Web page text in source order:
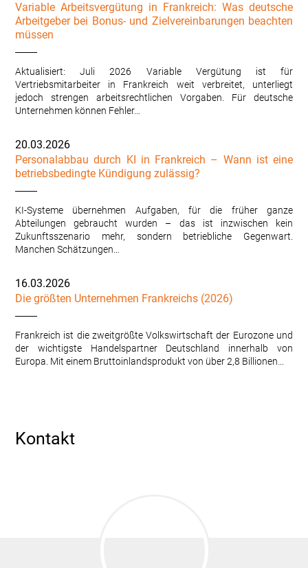
Variable Arbeitsvergütung in Frankreich: Was deutsche
Arbeitgeber bei Bonus- und Zielvereinbarungen beachten
müssen
Aktualisiert: Juli 2026 Variable Vergütung ist für
Vertriebsmitarbeiter in Frankreich weit verbreitet, unterliegt
jedoch strengen arbeitsrechtlichen Vorgaben. Für deutsche
Unternehmen können Fehler…
20.03.2026
Personalabbau durch KI in Frankreich – Wann ist eine
betriebsbedingte Kündigung zulässig?
KI-Systeme übernehmen Aufgaben, für die früher ganze
Abteilungen gebraucht wurden – das ist inzwischen kein
Zukunftsszenario mehr, sondern betriebliche Gegenwart.
Manchen Schätzungen…
16.03.2026
Die größten Unternehmen Frankreichs (2026)
Frankreich ist die zweitgrößte Volkswirtschaft der Eurozone und
der wichtigste Handelspartner Deutschland innerhalb von
Europa. Mit einem Bruttoinlandsprodukt von über 2,8 Billionen…
Kontakt